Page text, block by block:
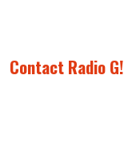
Contact Radio G!